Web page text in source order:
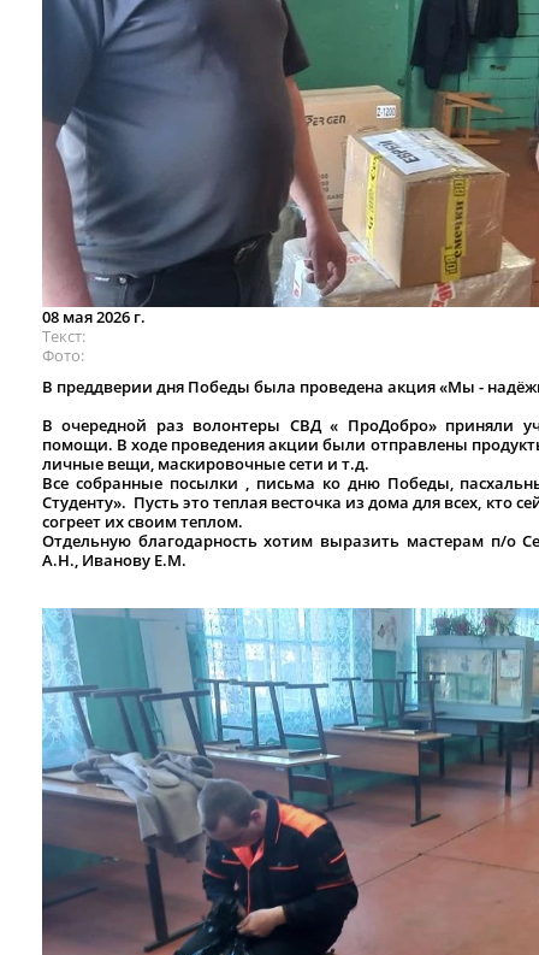
08 мая 2026 г.
Текст
Фото
В преддверии дня Победы была проведена акция «Мы -
В очередной раз волонтеры СВД « ПроДобро» приняли
помощи. В ходе проведения акции были отправлены
личные вещи, маскировочные сети и т.д.
Все собранные посылки , письма ко дню Победы,
Студенту». Пусть это теплая весточка из дома для всех, кто
согреет их своим теплом.
Отдельную благодарность хотим выразить мастерам п/о
А.Н., Иванову Е.М.